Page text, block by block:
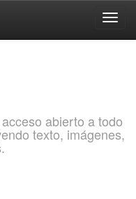
abierto a todo
texto, imágenes,